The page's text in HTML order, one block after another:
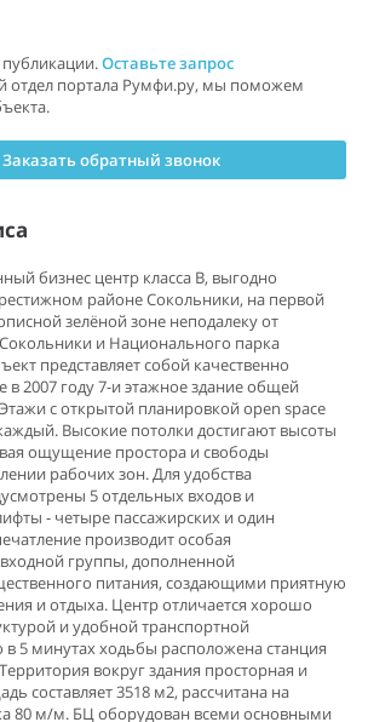
Оставьте запрос
отдел портала Румфи.ру, мы поможем
Заказать обратный звонок
бизнес центр класса B, выгодно
районе Сокольники, на первой
зелёной зоне неподалеку от
и Национального парка
представляет собой качественно
в 2007 году 7-и этажное здание общей
с открытой планировкой open space
Высокие потолки достигают высоты
ощущение простора и свободы
рабочих зон. Для удобства
5 отдельных входов и
- четыре пассажирских и один
производит особая
группы, дополненной
питания, создающими приятную
и отдыха. Центр отличается хорошо
и удобной транспортной
в 5 минутах ходьбы расположена станция
вокруг здания просторная и
составляет 3518 м2, рассчитана на
80 м/м. БЦ оборудован всеми основными